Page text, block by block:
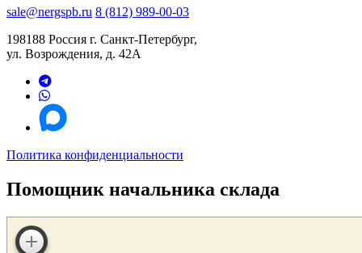
sale@nergspb.ru 8 (812) 989-00-03
198188 Россия г. Санкт-Петербург,
ул. Возрождения, д. 42А
Политика конфиденциальности
Помощник начальника склада